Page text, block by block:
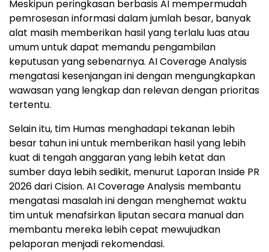
Meskipun peringkasan berbasis AI mempermudah
pemrosesan informasi dalam jumlah besar, banyak
alat masih memberikan hasil yang terlalu luas atau
umum untuk dapat memandu pengambilan
keputusan yang sebenarnya. AI Coverage Analysis
mengatasi kesenjangan ini dengan mengungkapkan
wawasan yang lengkap dan relevan dengan prioritas
tertentu.
Selain itu, tim Humas menghadapi tekanan lebih
besar tahun ini untuk memberikan hasil yang lebih
kuat di tengah anggaran yang lebih ketat dan
sumber daya lebih sedikit, menurut Laporan Inside PR
2026 dari Cision. AI Coverage Analysis membantu
mengatasi masalah ini dengan menghemat waktu
tim untuk menafsirkan liputan secara manual dan
membantu mereka lebih cepat mewujudkan
pelaporan menjadi rekomendasi.